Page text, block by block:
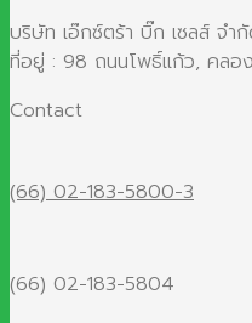
บริษัท เอ๊กซ์ตร้า บิ๊ก เซลส์ จำ
ที่อยู่ : 98 ถนนโพธิ์แก้ว, คลอ
Contact
(66) 02-183-5800-3
(66) 02-183-5804